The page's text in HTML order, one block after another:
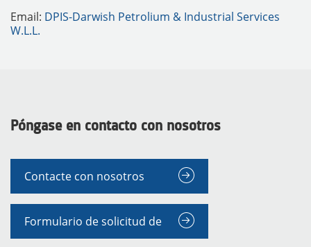
Email: DPIS-Darwish Petrolium & Industrial Services
W.L.L.
Póngase en contacto con nosotros
Contacte con nosotros
Formulario de solicitud de